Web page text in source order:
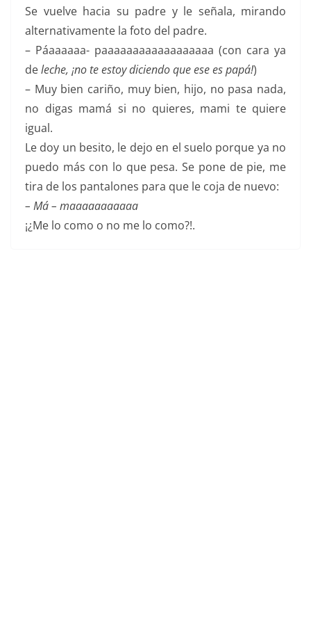
Se vuelve hacia su padre y le señala, mirando
alternativamente la foto del padre.
– Páaaaaaa- paaaaaaaaaaaaaaaaaa (con cara ya
deleche, ¡no te estoy diciendo que ese es papá!)
– Muy bien cariño, muy bien, hijo, no pasa nada,
no digas mamá si no quieres, mami te quiere
igual.
Le doy un besito, le dejo en el suelo porque ya no
puedo más con lo que pesa. Se pone de pie, me
tira de los pantalones para que le coja de nuevo:
– Má – maaaaaaaaaaa
¡¿Me lo como o no me lo como?!.